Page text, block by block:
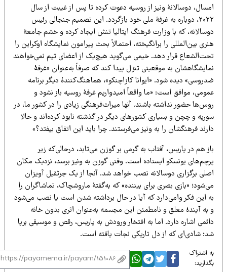
دوسالانۀ ونیز از روسیه دعوت کرده تا پس از غیبت از سال
۲۰۲۲، دوباره به غرفۀ ملی خود بازگردد. این تصمیم جنجالی رئیس
که با وزارت فرهنگ ایتالیا تنش ایجاد کرده و خشم جامعۀ
بین‌المللی را برانگیخته، احتمالاً بحث پیرامون نمایشگاه اوکراین را
قرار دهد. خیمی می‌گوید هیچ‌یک از اعضای تیم نمی‌خواهند
به موقعیتی تنزل پیدا کند که صرفاً به‌عنوان «غرفۀ
دیده شود. «ایوانا کازاچنکو»، هماهنگ‌کنندۀ دیگر برنامه
موافق است: «ما واقعاً امیدواریم غرفۀ روسیه باز نشود و
حضور نداشته باشند. آنها میراث‌فرهنگی زیادی را در کشور ما، در
و چچن و بسیاری کشورهای دیگر در گذشته نابود کرده‌اند و حالا
فرهنگشان را به ونیز می‌فرستند. چرا باید این اتفاق بیفتد؟»
هم در پاریس، آفتاب به گرمی بر گوزن می‌تابد، در‌حالی‌که زیر
یونسکو ایستاده است. وقتی گوزن به ونیز برسد، نزدیک مکان
برگزاری دوسالانه نصب خواهد شد. آنجا از یک جرثقیل آویزان
«بازی بصری برای بیننده» که به‌گفتۀ ماروشچاک، تماشاگران را
این فکر وامی‌دارد که آیا در حال برداشته شدن است یا نصب می‌شود
به آیندۀ معلق و نامطمئن این مجسمه به‌عنوان اثری بدون خانه
اشاره دارد. اما به افتخار ورودش به پاریس، رقص و موسیقی برپا
شادی‌ای که از دل تاریکی نجات یافته است.
اشتراک